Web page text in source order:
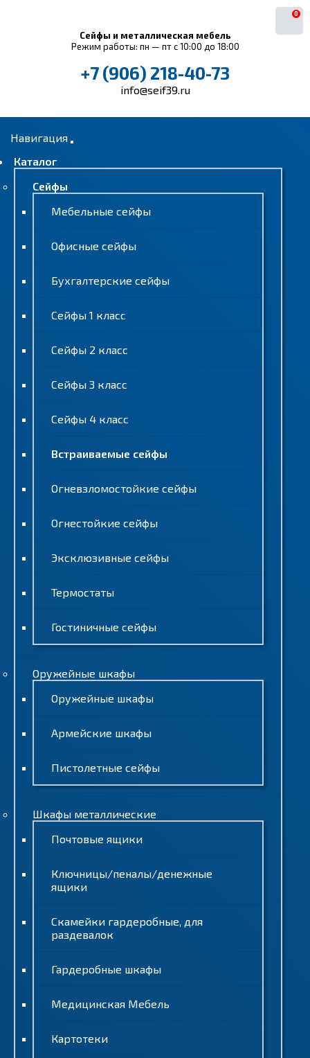
Сейфы и металлическая мебель
Режим работы: пн — пт с 10:00 до 18:00
0
+7 (906) 218-40-73
info@seif39.ru
Навигация
Каталог
Сейфы
Мебельные сейфы
Офисные сейфы
Бухгалтерские сейфы
Сейфы 1 класс
Сейфы 2 класс
Сейфы 3 класс
Сейфы 4 класс
Встраиваемые сейфы
Огневзломостойкие сейфы
Огнестойкие сейфы
Эксклюзивные сейфы
Термостаты
Гостиничные сейфы
Оружейные шкафы
Оружейные шкафы
Армейские шкафы
Пистолетные сейфы
Шкафы металлические
Почтовые ящики
Ключницы/пеналы/денежные
ящики
Скамейки гардеробные, для
раздевалок
Гардеробные шкафы
Медицинская Мебель
Картотеки